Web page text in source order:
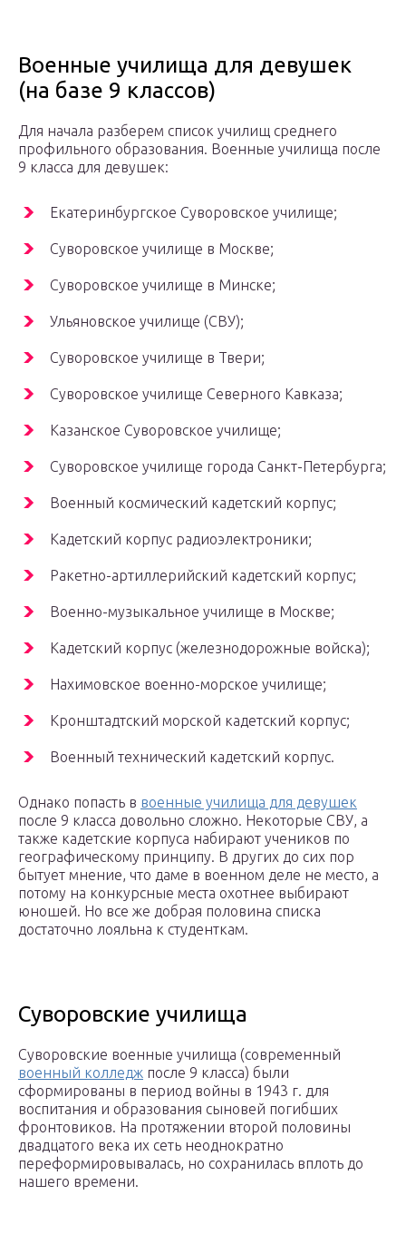
Военные училища для девушек
(на базе 9 классов)
Для начала разберем список училищ среднего
профильного образования. Военные училища после
9 класса для девушек:
Екатеринбургское Суворовское училище;
Суворовское училище в Москве;
Суворовское училище в Минске;
Ульяновское училище (СВУ);
Суворовское училище в Твери;
Суворовское училище Северного Кавказа;
Казанское Суворовское училище;
Суворовское училище города Санкт-Петербурга;
Военный космический кадетский корпус;
Кадетский корпус радиоэлектроники;
Ракетно-артиллерийский кадетский корпус;
Военно-музыкальное училище в Москве;
Кадетский корпус (железнодорожные войска);
Нахимовское военно-морское училище;
Кронштадтский морской кадетский корпус;
Военный технический кадетский корпус.
Однако попасть в военные училища для девушек
после 9 класса довольно сложно. Некоторые СВУ, а
также кадетские корпуса набирают учеников по
географическому принципу. В других до сих пор
бытует мнение, что даме в военном деле не место, а
потому на конкурсные места охотнее выбирают
юношей. Но все же добрая половина списка
достаточно лояльна к студенткам.
Суворовские училища
Суворовские военные училища (современный
военный колледж после 9 класса) были
сформированы в период войны в 1943 г. для
воспитания и образования сыновей погибших
фронтовиков. На протяжении второй половины
двадцатого века их сеть неоднократно
переформировывалась, но сохранилась вплоть до
нашего времени.